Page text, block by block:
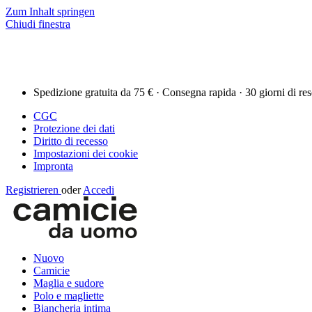
Zum Inhalt springen
Chiudi finestra
Spedizione gratuita da 75 € · Consegna rapida · 30 giorni di
CGC
Protezione dei dati
Diritto di recesso
Impostazioni dei cookie
Impronta
Registrieren oder Accedi
Nuovo
Camicie
Maglia e sudore
Polo e magliette
Biancheria intima